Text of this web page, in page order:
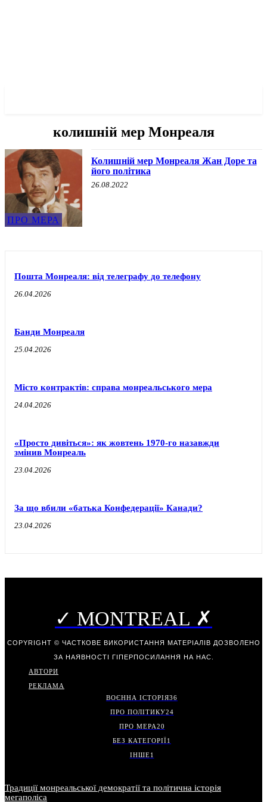
колишній мер Монреаля
ПРО МЕРА
Колишній мер Монреаля Жан Доре та
його політика
26.08.2022
Пошта Монреаля: від телеграфу до телефону
26.04.2026
Банди Монреаля
25.04.2026
Місто контрактів: справа монреальського мера
24.04.2026
«Просто дивіться»: як жовтень 1970-го назавжди
змінив Монреаль
23.04.2026
За що вбили «батька Конфедерації» Канади?
23.04.2026
✓ MONTREAL ✗
COPYRIGHT © ЧАСТКОВЕ ВИКОРИСТАННЯ МАТЕРІАЛІВ ДОЗВОЛЕНО
ЗА НАЯВНОСТІ ГІПЕРПОСИЛАННЯ НА НАС.
АВТОРИ
РЕКЛАМА
ВОЄННА ІСТОРІЯ36
ПРО ПОЛІТИКУ24
ПРО МЕРА20
БЕЗ КАТЕГОРІЇ1
ІНШЕ1
Традиції монреальської демократії та політична історія
мегаполіса